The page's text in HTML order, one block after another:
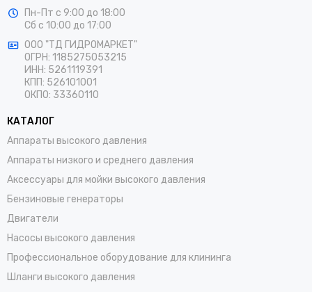
Пн-Пт с 9:00 до 18:00
Сб с 10:00 до 17:00
ООО "ТД ГИДРОМАРКЕТ"
ОГРН: 1185275053215
ИНН: 5261119391
КПП: 526101001
ОКПО: 33360110
КАТАЛОГ
Аппараты высокого давления
Аппараты низкого и среднего давления
Аксессуары для мойки высокого давления
Бензиновые генераторы
Двигатели
Насосы высокого давления
Профессиональное оборудование для клининга
Шланги высокого давления